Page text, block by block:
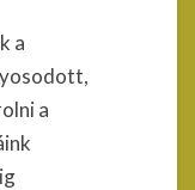
a
a